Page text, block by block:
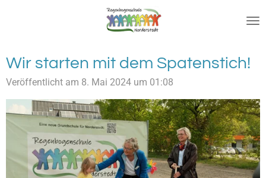
Wir starten mit dem Spatenstich!
Veröffentlicht am 8. Mai 2024 um 01:08